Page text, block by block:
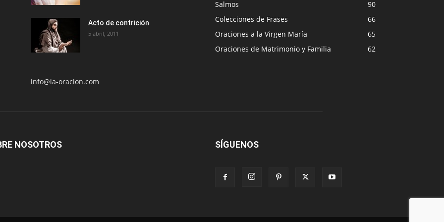
Acto de contrición
5 abril, 2011
info@la-oracion.com
Salmos
90
Colecciones de Frases
66
Oraciones a la Virgen María
65
Oraciones de Matrimonio y Familia
62
NOSOTROS SÍGUENOS